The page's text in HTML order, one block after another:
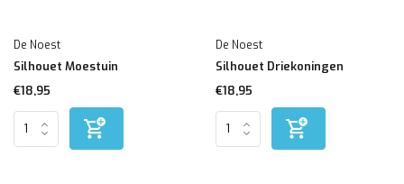
De Noest
Silhouet Moestuin
€18,95
De Noest
Silhouet Driekoningen
€18,95